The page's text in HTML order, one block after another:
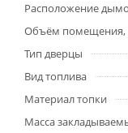
Расположение
Объём помещения,
Тип дверцы
Вид топлива
Материал топки
Масса